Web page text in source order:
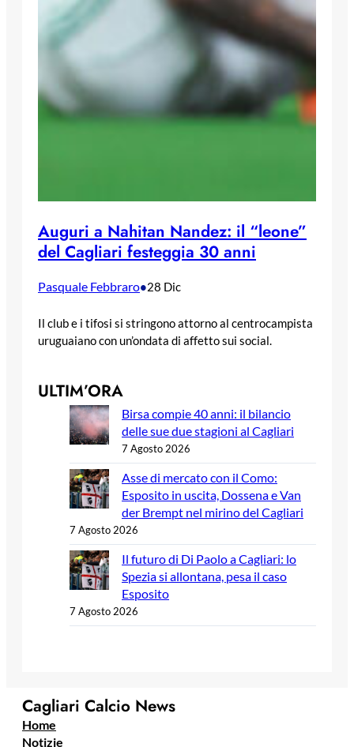
Auguri a Nahitan Nandez: il “leone”
del Cagliari festeggia 30 anni
Pasquale Febbraro•28 Dic
Il club e i tifosi si stringono attorno al centrocampista
uruguaiano con un’ondata di affetto sui social.
ULTIM’ORA
Birsa compie 40 anni: il bilancio
delle sue due stagioni al Cagliari
7 Agosto 2026
Asse di mercato con il Como:
Esposito in uscita, Dossena e Van
der Brempt nel mirino del Cagliari
7 Agosto 2026
Il futuro di Di Paolo a Cagliari: lo
Spezia si allontana, pesa il caso
Esposito
7 Agosto 2026
Cagliari Calcio News
Home
Notizie